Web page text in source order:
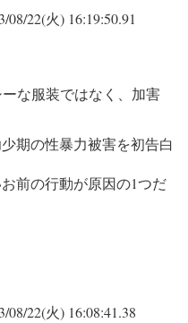
08/22(火) 16:19:50.91
な服装ではなく、加害
期の性暴力被害を初告白
前の行動が原因の1つだ
08/22(火) 16:08:41.38